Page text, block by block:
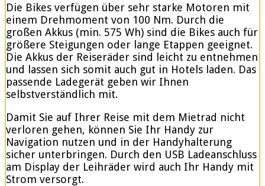
Die Bikes verfügen über sehr starke Motoren mit
einem Drehmoment von 100 Nm. Durch die
großen Akkus (min. 575 Wh) sind die Bikes auch für
größere Steigungen oder lange Etappen geeignet.
Die Akkus der Reiseräder sind leicht zu entnehmen
und lassen sich somit auch gut in Hotels laden. Das
passende Ladegerät geben wir Ihnen
selbstverständlich mit.
Damit Sie auf Ihrer Reise mit dem Mietrad nicht
verloren gehen, können Sie Ihr Handy zur
Navigation nutzen und in der Handyhalterung
sicher unterbringen. Durch den USB Ladeanschluss
am Display der Leihräder wird auch Ihr Handy mit
Strom versorgt.